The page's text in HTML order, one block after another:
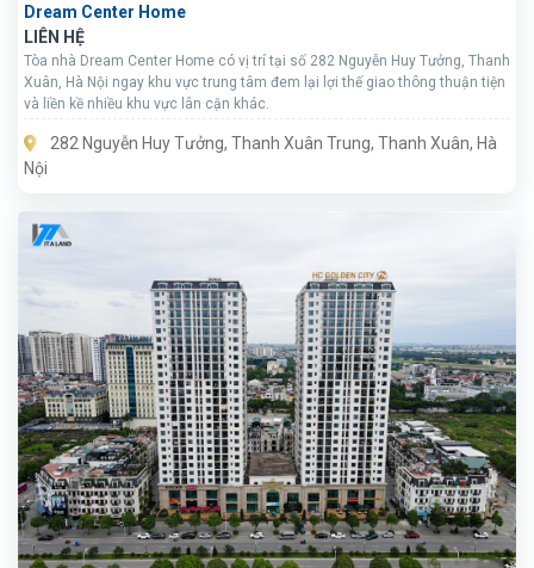
Dream Center Home
LIÊN HỆ
Tòa nhà Dream Center Home có vị trí tại số 282 Nguyễn Huy Tưởng, Thanh
Xuân, Hà Nội ngay khu vực trung tâm đem lại lợi thế giao thông thuận tiện
và liền kề nhiều khu vực lân cận khác.
282 Nguyễn Huy Tưởng, Thanh Xuân Trung, Thanh Xuân, Hà
Nội